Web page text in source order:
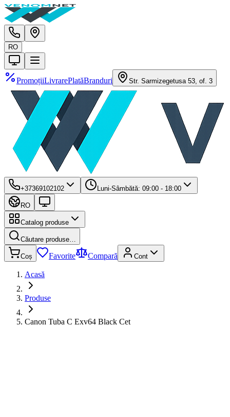
RO
PromoțiiLivrarePlatăBranduri Str. Sarmizegetusa 53, of. 3
+37369102102 Luni-Sâmbătă: 09:00 - 18:00
RO
Catalog produse
Căutare produse…
Coș Favorite Compară Cont
Acasă
Produse
Canon Tuba C Exv64 Black Cet